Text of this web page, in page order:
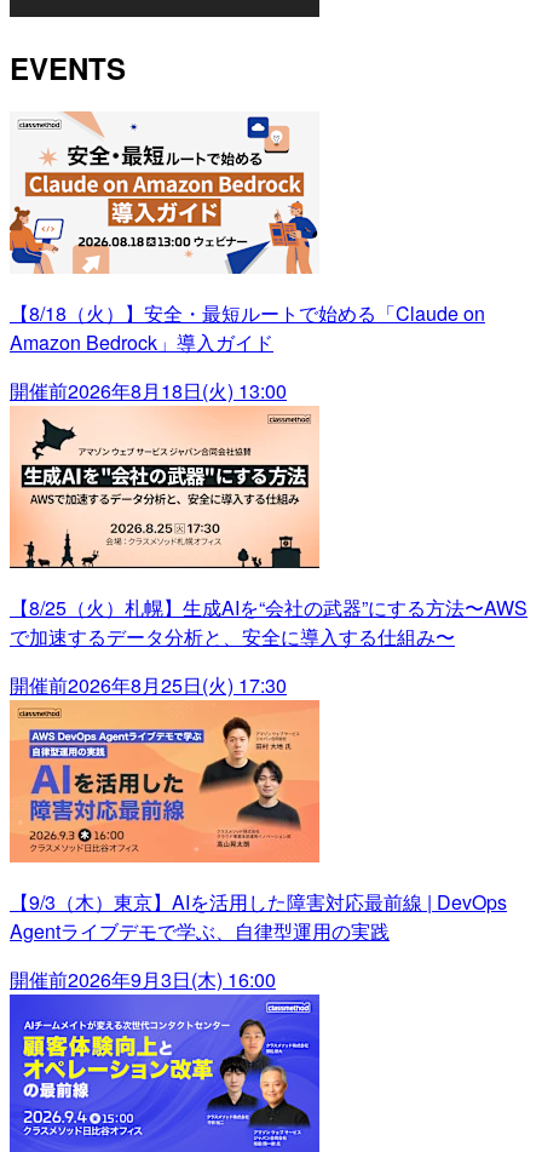
EVENTS
【8/18（火）】安全・最短ルートで始める「Claude on
Amazon Bedrock」導入ガイド
開催前2026年8月18日(火) 13:00
【8/25（火）札幌】生成AIを“会社の武器”にする方法〜AWS
で加速するデータ分析と、安全に導入する仕組み〜
開催前2026年8月25日(火) 17:30
【9/3（木）東京】AIを活用した障害対応最前線 | DevOps
Agentライブデモで学ぶ、自律型運用の実践
開催前2026年9月3日(木) 16:00